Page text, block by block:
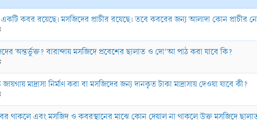
কবর রয়েছে। মসজিদের প্রাচীর রয়েছে। তবে কবরের জন্য আলাদা কোন প্রাচীর
অন্তর্ভুক্ত? বারান্দায় মসজিদে প্রবেশের ছালাত ও দো‘আ পাঠ করা যাবে কি?
মাদ্রাসা নির্মাণ করা বা মসজিদের জন্য দানকৃত টাকা মাদ্রাসায় দেওয়া যাবে কী?
থাকলে এবং মসজিদ ও কবরস্থানের মাঝে কোন দেয়াল না থাকলে উক্ত মসজিদে